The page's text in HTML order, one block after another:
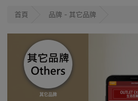
首頁 品牌 - 其它品牌
其它品牌